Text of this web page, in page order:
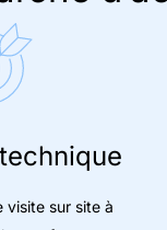
visite sur site à